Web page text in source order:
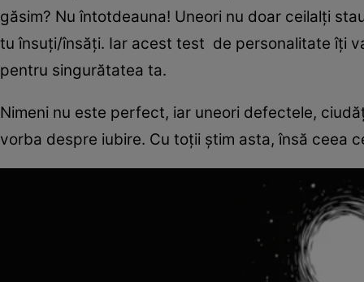
găsim? Nu întotdeauna! Uneori nu doar ceilalți
tu însuți/însăți. Iar acest test de personalitate îți
pentru singurătatea ta.
Nimeni nu este perfect, iar uneori defectele,
vorba despre iubire. Cu toții știm asta, însă ceea